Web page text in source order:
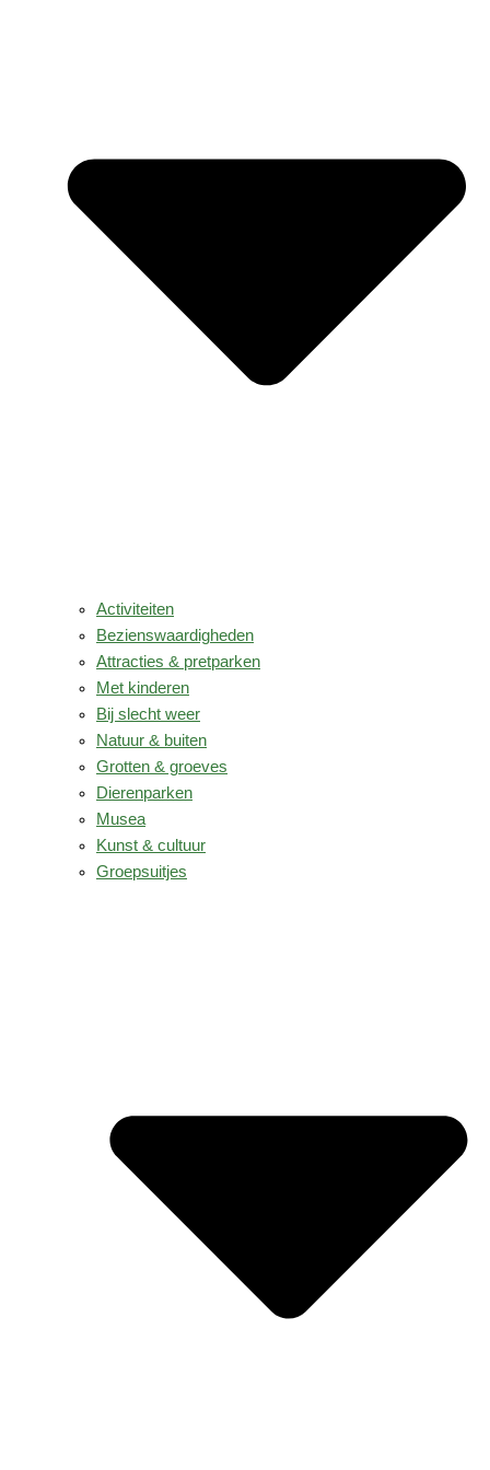
Activiteiten
Bezienswaardigheden
Attracties & pretparken
Met kinderen
Bij slecht weer
Natuur & buiten
Grotten & groeves
Dierenparken
Musea
Kunst & cultuur
Groepsuitjes